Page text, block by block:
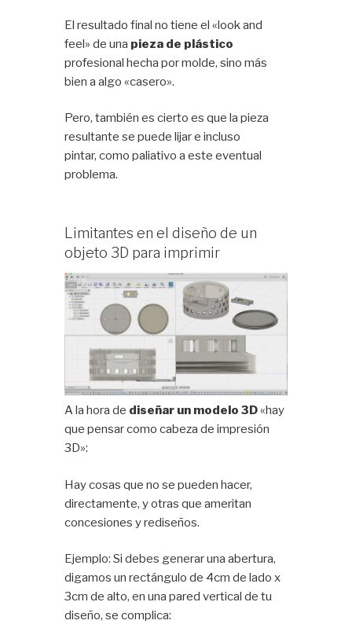
El resultado final no tiene el «look and
feel» de una pieza de plástico
profesional hecha por molde, sino más
bien a algo «casero».
Pero, también es cierto es que la pieza
resultante se puede lijar e incluso
pintar, como paliativo a este eventual
problema.
Limitantes en el diseño de un
objeto 3D para imprimir
A la hora de diseñar un modelo 3D«hay
que pensar como cabeza de impresión
3D»:
Hay cosas que no se pueden hacer,
directamente, y otras que ameritan
concesiones y rediseños.
Ejemplo: Si debes generar una abertura,
digamos un rectángulo de 4cm de lado x
3cm de alto, en una pared vertical de tu
diseño, se complica: